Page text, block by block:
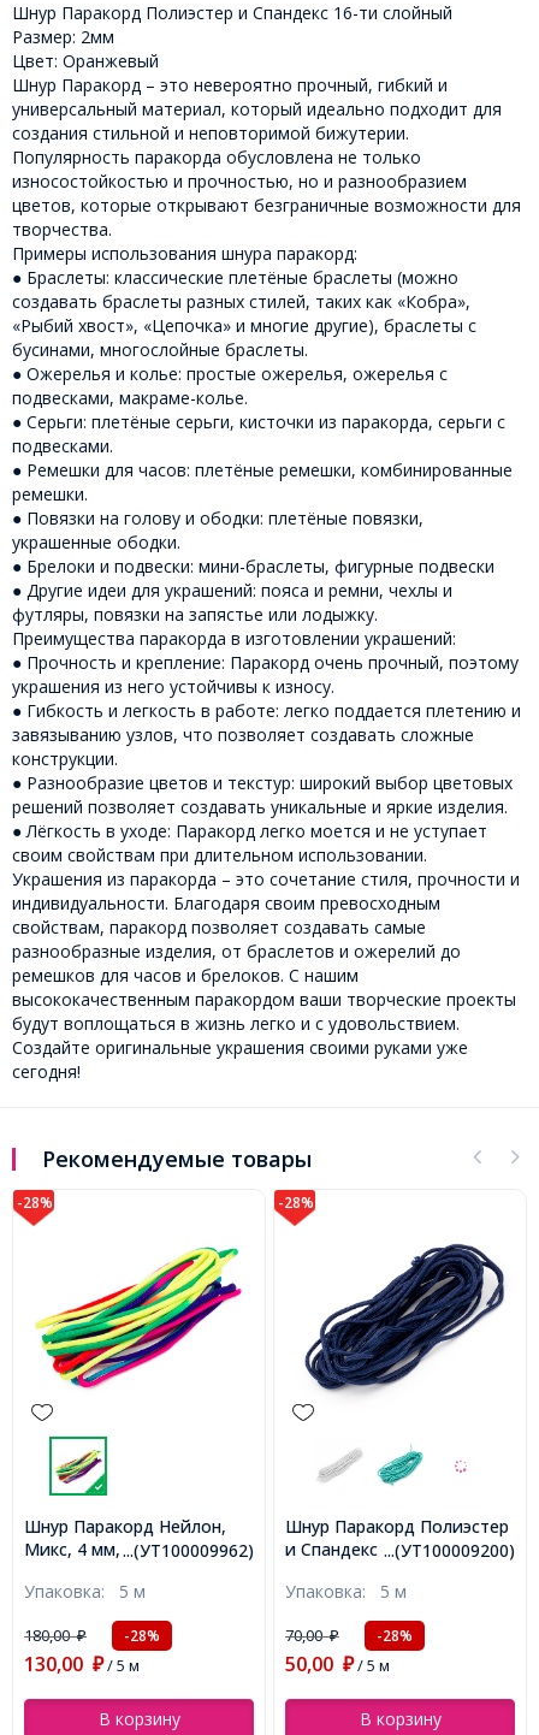
Шнур Паракорд Полиэстер и Спандекс 16-ти слойный
Размер: 2мм
Цвет: Оранжевый
Шнур Паракорд – это невероятно прочный, гибкий и
универсальный материал, который идеально подходит для
создания стильной и неповторимой бижутерии.
Популярность паракорда обусловлена ​​не только
износостойкостью и прочностью, но и разнообразием
цветов, которые открывают безграничные возможности для
творчества.
Примеры использования шнура паракорд:
● Браслеты: классические плетёные браслеты (можно
создавать браслеты разных стилей, таких как «Кобра»,
«Рыбий хвост», «Цепочка» и многие другие), браслеты с
бусинами, многослойные браслеты.
● Ожерелья и колье: простые ожерелья, ожерелья с
подвесками, макраме-колье.
● Серьги: плетёные серьги, кисточки из паракорда, серьги с
подвесками.
● Ремешки для часов: плетёные ремешки, комбинированные
ремешки.
● Повязки на голову и ободки: плетёные повязки,
украшенные ободки.
● Брелоки и подвески: мини-браслеты, фигурные подвески
● Другие идеи для украшений: пояса и ремни, чехлы и
футляры, повязки на запястье или лодыжку.
Преимущества паракорда в изготовлении украшений:
● Прочность и крепление: Паракорд очень прочный, поэтому
украшения из него устойчивы к износу.
● Гибкость и легкость в работе: легко поддается плетению и
завязыванию узлов, что позволяет создавать сложные
конструкции.
● Разнообразие цветов и текстур: широкий выбор цветовых
решений позволяет создавать уникальные и яркие изделия.
● Лёгкость в уходе: Паракорд легко моется и не уступает
своим свойствам при длительном использовании.
Украшения из паракорда – это сочетание стиля, прочности и
индивидуальности. Благодаря своим превосходным
свойствам, паракорд позволяет создавать самые
разнообразные изделия, от браслетов и ожерелий до
ремешков для часов и брелоков. С нашим
высококачественным паракордом ваши творческие проекты
будут воплощаться в жизнь легко и с удовольствием.
Создайте оригинальные украшения своими руками уже
сегодня!
Рекомендуемые товары
-28%
...(УТ100009962)
Шнур Паракорд Нейлон,
Микс, 4 мм, около 5 м/
Упаковка: 5 м
180,00₽ -28%
130,00 ₽/ 5 м
В корзину
-28%
...(УТ100009200)
Шнур Паракорд Полиэстер
и Спандекс 16-ти слойный,
Размер: 2мм,
(УТ100009200)
Упаковка: 5 м
70,00₽ -28%
50,00 ₽/ 5 м
В корзину